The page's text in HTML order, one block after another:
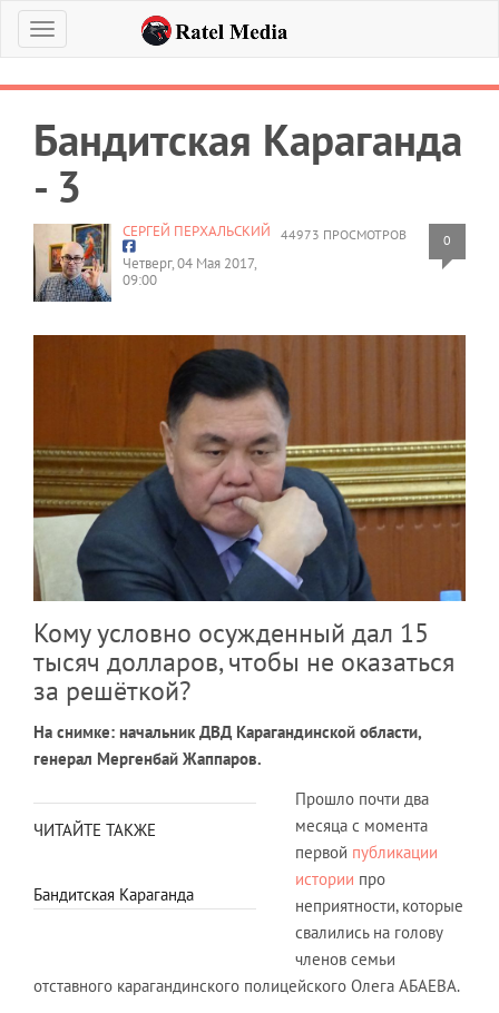
Меню
Бандитская Караганда
- 3
44973 ПРОСМОТРОВ 0
СЕРГЕЙ ПЕРХАЛЬСКИЙ
Четверг, 04 Мая 2017,
09:00
Кому условно осужденный дал 15
тысяч долларов, чтобы не оказаться
за решёткой?
На снимке: начальник ДВД Карагандинской области,
генерал Мергенбай Жаппаров.
ЧИТАЙТЕ ТАКЖЕ
Бандитская Караганда
Прошло почти два
месяца с момента
первой публикации
истории про
неприятности, которые
свалились на голову
членов семьи
отставного карагандинского полицейского Олега АБАЕВА.